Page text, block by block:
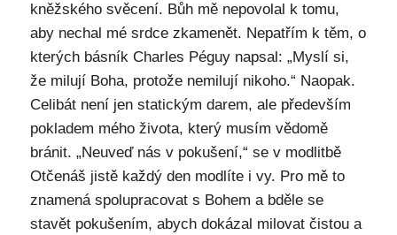
kněžského svěcení. Bůh mě nepovolal k tomu,
aby nechal mé srdce zkamenět. Nepatřím k těm, o
kterých básník Charles Péguy napsal: „Myslí si,
že milují Boha, protože nemilují nikoho.“ Naopak.
Celibát není jen statickým darem, ale především
pokladem mého života, který musím vědomě
bránit. „Neuveď nás v pokušení,“ se v modlitbě
Otčenáš jistě každý den modlíte i vy. Pro mě to
znamená spolupracovat s Bohem a bděle se
stavět pokušením, abych dokázal milovat čistou a